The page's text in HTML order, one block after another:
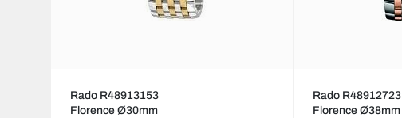
Rado R48913153
Florence Ø30mm
Rado R48912723
Florence Ø38mm